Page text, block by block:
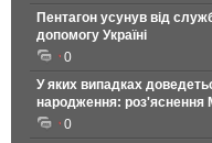
Пентагон усунув від
допомогу Україні
0
У яких випадках
народження: роз'яснення
0